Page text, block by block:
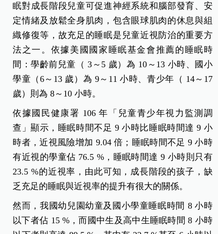
眠對成長階段兒童可促進神經系統和腦部發育、安
定情緒及放鬆全身肌肉，包含眼球肌肉的休息與組
織修復等，故充足的睡眠是兒童近視防治的重要方
法之一。依據美國國家睡眠基金會推薦的睡眠時
間：學齡前兒童（ 3～5 歲）為 10～13 小時、國小
學童（6～13 歲）為 9～11 小時、青少年（ 14～17
歲）則為 8～10 小時。
依據國民健康署 106 年「兒童青少年視力監測調
查」顯示，睡眠時間不足 9 小時比睡眠時間達 9 小
時者，近視風險增加 9.04 倍；睡眠時間不足 9 小時
有近視的學童佔 76.5 %，睡眠時間達 9 小時則只有
23.5 %的近視率，由此可知，成長階段的孩子，缺
乏充足的睡眠與近視率的提升有很大的關係。
然而，我國幼兒園幼童及國小學童睡眠時間 8 小時
以下者佔 15 %，而國中生及高中生睡眠時間 8 小時